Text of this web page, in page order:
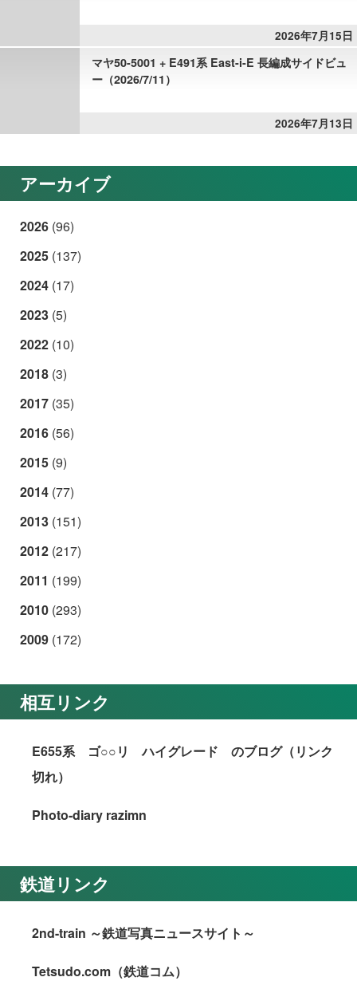
2026年7月15日
マヤ50-5001 + E491系 East-i-E 長編成サイドビュ
ー（2026/7/11）
2026年7月13日
アーカイブ
2026 (96)
2025 (137)
2024 (17)
2023 (5)
2022 (10)
2018 (3)
2017 (35)
2016 (56)
2015 (9)
2014 (77)
2013 (151)
2012 (217)
2011 (199)
2010 (293)
2009 (172)
相互リンク
E655系 ゴ○○リ ハイグレード のブログ（リンク
切れ）
Photo-diary razimn
鉄道リンク
2nd-train ～鉄道写真ニュースサイト～
Tetsudo.com（鉄道コム）